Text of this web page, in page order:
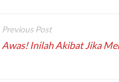
Post
navigation
Awas! Inilah Akibat Jika